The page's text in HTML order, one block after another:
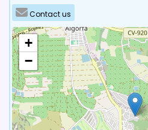
Contact us
+
−